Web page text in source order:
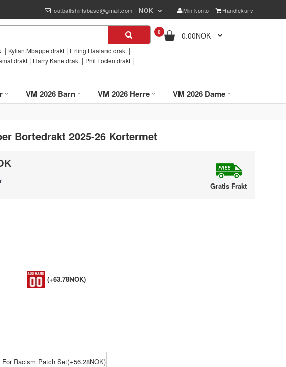
footballshirtsbase@gmail.com NOK Min konto Handlekurv
| Kylian Mbappe drakt | Erling Haaland drakt |
drakt | Harry Kane drakt | Phil Foden drakt |
0 0.00NOK
VM 2026 Barn VM 2026 Herre VM 2026 Dame
Bortedrakt 2025-26 Kortermet
Gratis Frakt
(+63.78NOK)
Racism Patch Set(+56.28NOK)